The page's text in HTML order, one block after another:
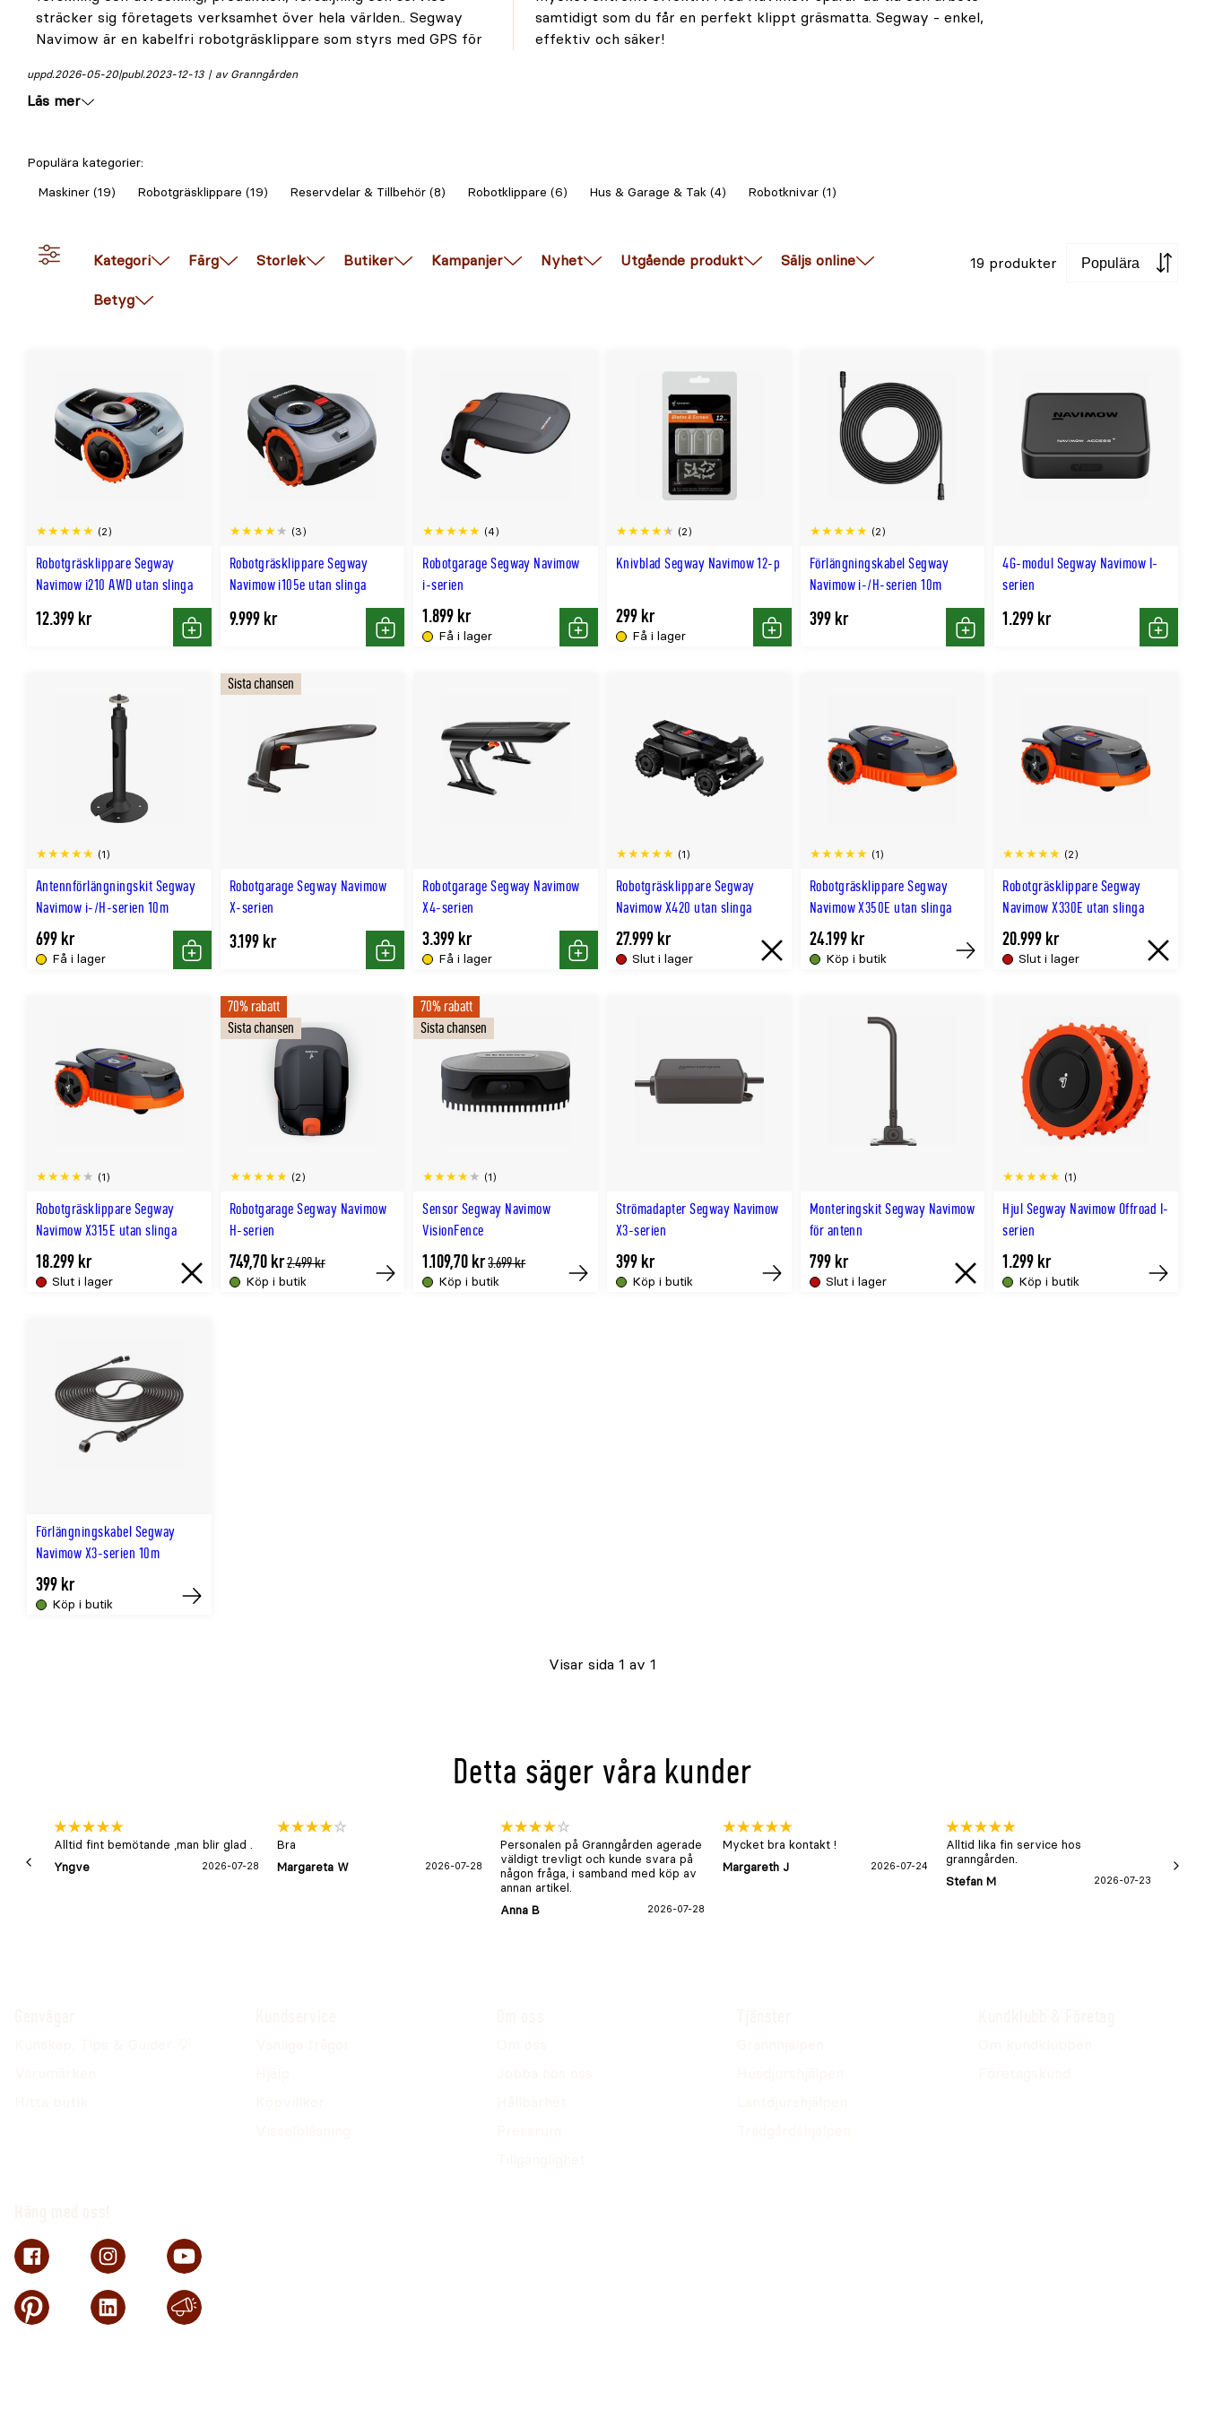
sträcker sig företagets verksamhet över hela världen.. Segway
Navimow är en kabelfri robotgräsklippare som styrs med GPS för
samtidigt som du får en perfekt klippt gräsmatta. Segway - enkel,
effektiv och säker!
publ.2023-12-13
uppd.2026-05-20 av Granngården
Läs mer
Populära kategorier:
Maskiner (19)
Robotgräsklippare (19) Reservdelar & Tillbehör (8) Robotklippare (6) Hus & Garage & Tak (4) Robotknivar (1)
Kategori Färg Storlek Butiker Kampanjer Nyhet Utgående produkt Säljs online
Betyg
Sortera
19 produkter
Robotgräsklippare Segway
Navimow i210 AWD utan slinga
(2)
12.399 kr
Köp
Robotgräsklippare Segway
Navimow i105e utan slinga
(3)
9.999 kr
Köp
Robotgarage Segway Navimow
i-serien
(4)
Få i lager
1.899 kr
Köp
Knivblad Segway Navimow 12-p
(2)
Få i lager
299 kr
Köp
Förlängningskabel Segway
Navimow i-/H-serien 10m
(2)
399 kr
Köp
4G-modul Segway Navimow I-
serien
1.299 kr
Köp
Antennförlängningskit Segway
Navimow i-/H-serien 10m
(1)
Få i lager
699 kr
Köp
Robotgarage Segway Navimow
X-serien
Sista chansen
3.199 kr
Köp
Robotgarage Segway Navimow
X4-serien
Få i lager
3.399 kr
Köp
Robotgräsklippare Segway
Navimow X420 utan slinga
(1)
Slut i lager
27.999 kr
Slut
Robotgräsklippare Segway
Navimow X350E utan slinga
(1)
Köp i butik
24.199 kr
Tillfälligt
Robotgräsklippare Segway
Navimow X330E utan slinga
(2)
Slut i lager
20.999 kr
Slut
Robotgräsklippare Segway
Navimow X315E utan slinga
(1)
Slut i lager
18.299 kr
Slut
Robotgarage Segway Navimow
H-serien
(2)
70% rabatt
Sista chansen
Köp i butik
749,70 krTidligere
lägsta
pris
2.499 kr
Tillfälligt
Sensor Segway Navimow
VisionFence
(1)
70% rabatt
Sista chansen
Köp i butik
1.109,70 krTidligere
lägsta
pris
3.699 kr
Tillfälligt
Strömadapter Segway Navimow
X3-serien
Köp i butik
399 kr
Tillfälligt
Monteringskit Segway Navimow
för antenn
Slut i lager
799 kr
Slut
Hjul Segway Navimow Offroad I-
serien
(1)
Köp i butik
1.299 kr
Tillfälligt
Förlängningskabel Segway
Navimow X3-serien 10m
Köp i butik
399 kr
Tillfälligt
Visar sida 1 av 1
Detta säger våra kunder
Alltid fint bemötande ,man blir glad .
Yngve
2026-07-28
Bra
Margareta W
2026-07-28
Personalen på Granngården agerade
väldigt trevligt och kunde svara på
någon fråga, i samband med köp av
annan artikel.
Anna B
2026-07-28
Mycket bra kontakt !
Margareth J
2026-07-24
Alltid lika fin service hos
granngården.
Stefan M
2026-07-23